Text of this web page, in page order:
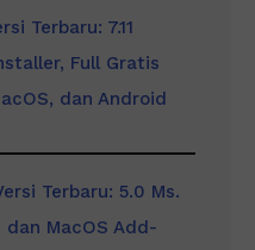
Terbaru: 7.11
Full Gratis
dan Android
Terbaru: 5.0 Ms.
MacOS Add-